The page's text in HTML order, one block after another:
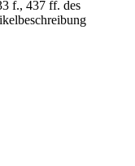
f., 437 ff. des